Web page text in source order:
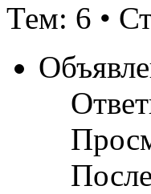
Тем: 6 •